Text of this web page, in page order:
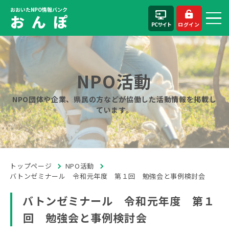
おおいたNPO情報バンク
お ん ぽ PCサイト ログイン
NPO活動
NPO団体や企業、県民の方などが協働した活動情報を掲載し
ています。
トップページ
NPO活動
バトンゼミナール 令和元年度 第１回 勉強会と事例検討会
バトンゼミナール 令和元年度 第１
回 勉強会と事例検討会